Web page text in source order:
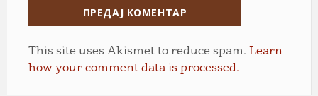
This site uses Akismet to reduce spam. Learn
how your comment data is processed.